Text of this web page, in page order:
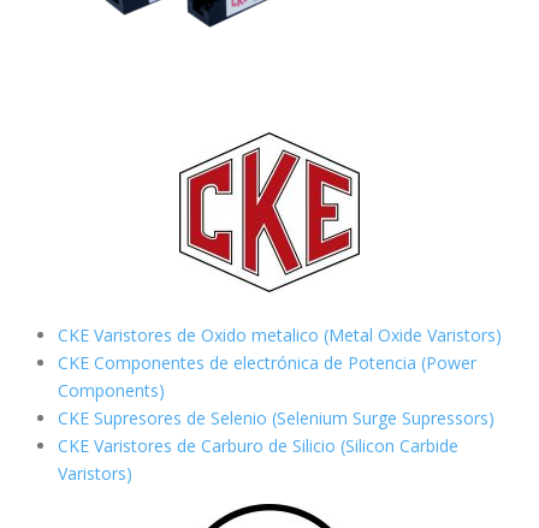
CKE Varistores de Oxido metalico (Metal Oxide Varistors)
CKE Componentes de electrónica de Potencia (Power
Components)
CKE Supresores de Selenio (Selenium Surge Supressors)
CKE Varistores de Carburo de Silicio (Silicon Carbide
Varistors)